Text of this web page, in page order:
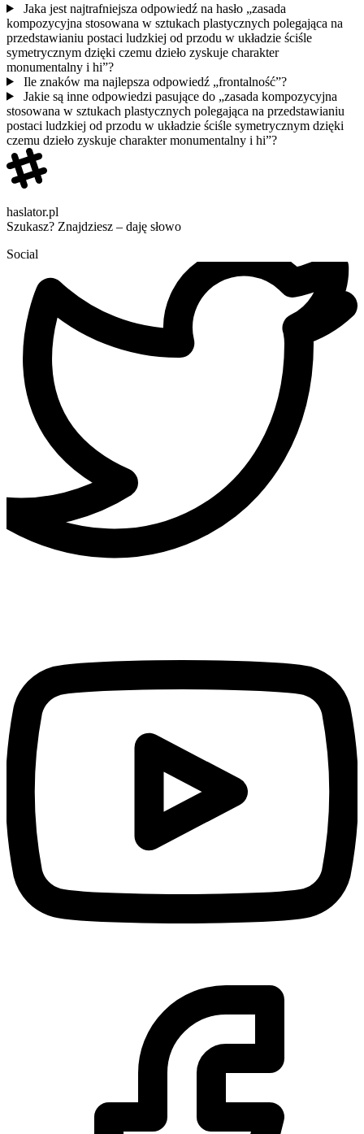
Jaka jest najtrafniejsza odpowiedź na hasło „zasada
kompozycyjna stosowana w sztukach plastycznych polegająca na
przedstawianiu postaci ludzkiej od przodu w układzie ściśle
symetrycznym dzięki czemu dzieło zyskuje charakter
monumentalny i hi”?
Ile znaków ma najlepsza odpowiedź „frontalność”?
Jakie są inne odpowiedzi pasujące do „zasada kompozycyjna
stosowana w sztukach plastycznych polegająca na przedstawianiu
postaci ludzkiej od przodu w układzie ściśle symetrycznym dzięki
czemu dzieło zyskuje charakter monumentalny i hi”?
haslator.pl
Szukasz? Znajdziesz – daję słowo
Social